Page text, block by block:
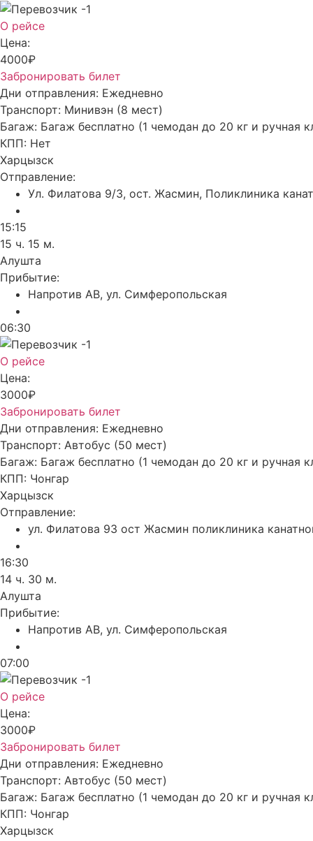
О рейсе
Цена:
4000₽
Забронировать билет
Дни отправления: Ежедневно
Транспорт: Минивэн (8 мест)
Багаж: Багаж бесплатно (1 чемодан до 20 кг и ручная
КПП: Нет
Харцызск
Отправление:
Ул. Филатова 9/3, ост. Жасмин, Поликлиника
15:15
15 ч. 15 м.
Алушта
Прибытие:
Напротив АВ, ул. Симферопольская
06:30
О рейсе
Цена:
3000₽
Забронировать билет
Дни отправления: Ежедневно
Транспорт: Автобус (50 мест)
Багаж: Багаж бесплатно (1 чемодан до 20 кг и ручная
КПП: Чонгар
Харцызск
Отправление:
ул. Филатова 93 ост Жасмин поликлиника
16:30
14 ч. 30 м.
Алушта
Прибытие:
Напротив АВ, ул. Симферопольская
07:00
О рейсе
Цена:
3000₽
Забронировать билет
Дни отправления: Ежедневно
Транспорт: Автобус (50 мест)
Багаж: Багаж бесплатно (1 чемодан до 20 кг и ручная
КПП: Чонгар
Харцызск